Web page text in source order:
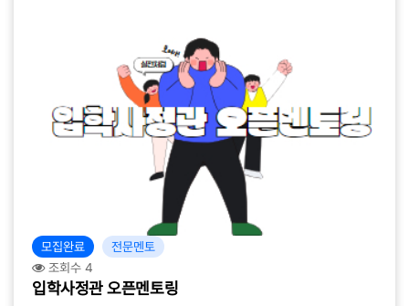
모집완료
전문멘토
조회수 4
입학사정관 오픈멘토링